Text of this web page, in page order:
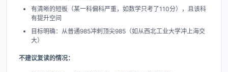
有清晰的短板（某一科偏科严重，如数学只考了110分），且该科
有提升空间
目标明确：从普通985冲刺顶尖985（如从西北工业大学冲上海交
大）
不建议复读的情况：